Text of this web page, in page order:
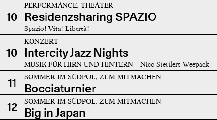
10
PERFORMANCE, THEATER
Residenzsharing SPAZIO
Spazio! Vita! Libertà!
10
KONZERT
Intercity Jazz Nights
MUSIK FÜR HIRN UND HINTERN – Nico Stettlers Weepack
11 SOMMER IM SÜDPOL, ZUM MITMACHEN
Bocciaturnier
12
SOMMER IM SÜDPOL, ZUM MITMACHEN
Big in Japan